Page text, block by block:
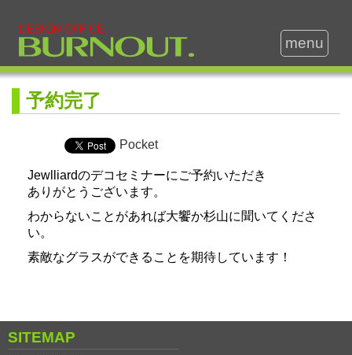
menu
予約完了
Pocket
Jewlliardのデコセミナーにご予約いただき
ありがとうございます。
わからないことがあれば大饗か杉山に聞いてくださ
い。
素敵なグラスができることを期待しています！
SITEMAP